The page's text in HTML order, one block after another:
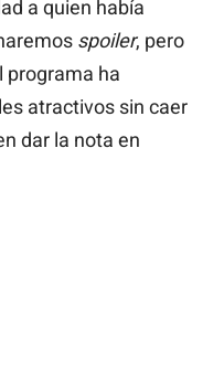
a quien había
spoiler, pero
programa ha
atractivos sin caer
dar la nota en